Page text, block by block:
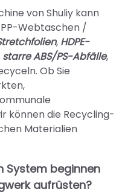
von Shuliy kann
PP-Webtaschen /
, HDPE-
starre ABS/PS-Abfälle,
Ob Sie
können die Recycling-
Materialien
System beginnen
aufrüsten?